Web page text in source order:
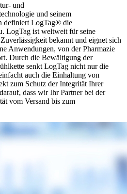
und
und seinem
definiert LogTag® die
LogTag ist weltweit für seine
bekannt und eignet sich
Anwendungen, von der Pharmazie
Durch die Bewältigung der
senkt LogTag nicht nur die
auch die Einhaltung von
zum Schutz der Integrität Ihrer
dass wir Ihr Partner bei der
vom Versand bis zum